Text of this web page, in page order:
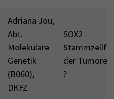
Adriana Jou,
Abt.
Molekulare
Genetik
(B060),
DKFZ
SOX2 -
der
?